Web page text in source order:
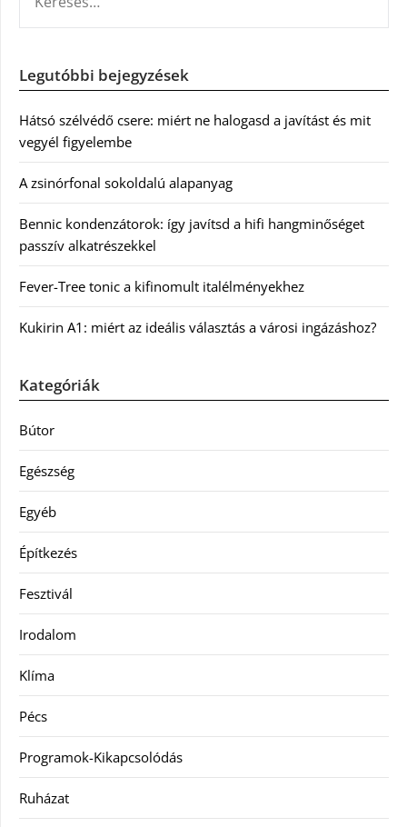
Legutóbbi bejegyzések
Hátsó szélvédő csere: miért ne halogasd a javítást és mit
vegyél figyelembe
A zsinórfonal sokoldalú alapanyag
Bennic kondenzátorok: így javítsd a hifi hangminőséget
passzív alkatrészekkel
Fever-Tree tonic a kifinomult italélményekhez
Kukirin A1: miért az ideális választás a városi ingázáshoz?
Kategóriák
Bútor
Egészség
Egyéb
Építkezés
Fesztivál
Irodalom
Klíma
Pécs
Programok-Kikapcsolódás
Ruházat